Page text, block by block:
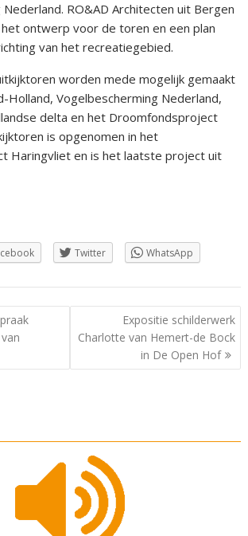
RO&AD Architecten uit Bergen
ontwerp voor de toren en een plan
van het recreatiegebied.
worden mede mogelijk gemaakt
Holland, Vogelbescherming Nederland,
delta en het Droomfondsproject
is opgenomen in het
Haringvliet en is het laatste project uit
Twitter WhatsApp
Expositie schilderwerk
Charlotte van Hemert-de Bock
in De Open Hof